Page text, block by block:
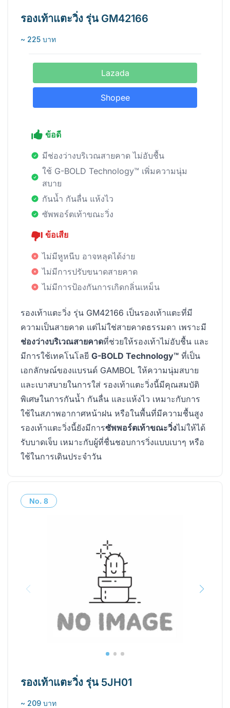
รองเท้าแตะวิ่ง รุ่น GM42166
~ 225 บาท
Lazada
Shopee
ข้อดี
มีช่องว่างบริเวณสายคาด ไม่อับชื้น
ใช้ G-BOLD Technology™ เพิ่มความนุ่ม
สบาย
กันน้ำ กันลื่น แห้งไว
ซัพพอร์ตเท้าขณะวิ่ง
ข้อเสีย
ไม่มีหูหนีบ อาจหลุดได้ง่าย
ไม่มีการปรับขนาดสายคาด
ไม่มีการป้องกันการเกิดกลิ่นเหม็น
รองเท้าแตะวิ่ง รุ่น GM42166 เป็นรองเท้าแตะที่มี
ความเป็นสายคาด แต่ไม่ใช่สายคาดธรรมดา เพราะมี
ช่องว่างบริเวณสายคาดที่ช่วยให้รองเท้าไม่อับชื้น และ
มีการใช้เทคโนโลยี G-BOLD Technology™ ที่เป็น
เอกลักษณ์ของแบรนด์ GAMBOL ให้ความนุ่มสบาย
และเบาสบายในการใส่ รองเท้าแตะวิ่งนี้มีคุณสมบัติ
พิเศษในการกันน้ำ กันลื่น และแห้งไว เหมาะกับการ
ใช้ในสภาพอากาศหน้าฝน หรือในพื้นที่มีความชื้นสูง
รองเท้าแตะวิ่งนี้ยังมีการซัพพอร์ตเท้าขณะวิ่งไม่ให้ได้
รับบาดเจ็บ เหมาะกับผู้ที่ชื่นชอบการวิ่งแบบเบาๆ หรือ
ใช้ในการเดินประจำวัน
No. 8
รองเท้าแตะวิ่ง รุ่น 5JH01
~ 209 บาท